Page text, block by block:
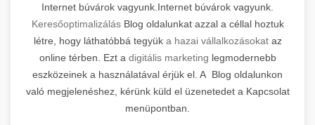
Internet búvárok vagyunk.Internet búvárok vagyunk.
KeresőoptimalizálásBlog oldalunkat azzal a céllal hoztuk
létre, hogy láthatóbbá tegyük a hazai vállalkozásokataz
online térben. Ezt a digitális marketing legmodernebb
eszközeinek a használatával érjük el. A Blog oldalunkon
való megjelenéshez, kérünk küld el üzenetedet a Kapcsolat
menüpontban.